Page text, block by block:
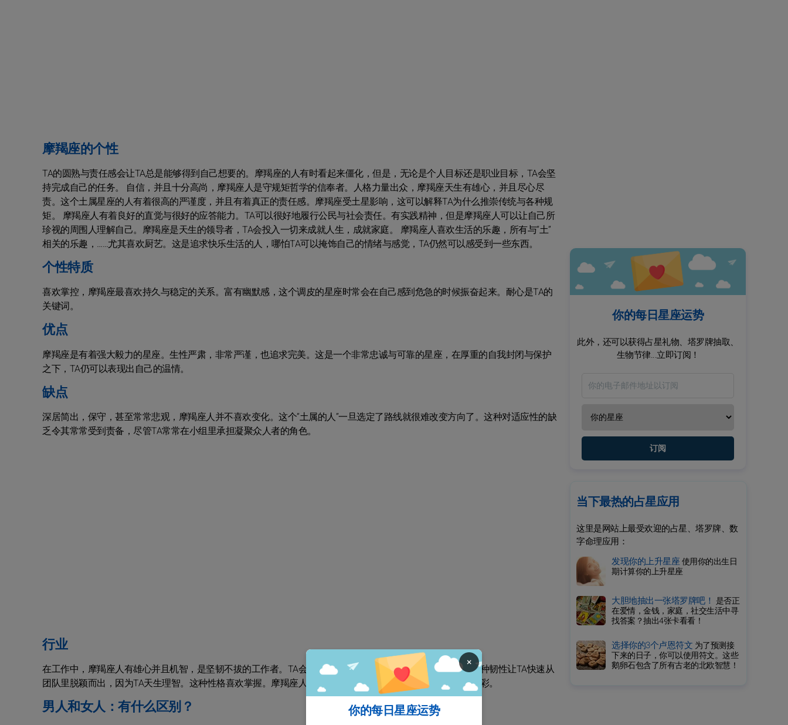
摩羯座的个性
TA的圆熟与责任感会让TA总是能够得到自己想要的。摩羯座的人有时看起来僵化，但是，无论是个人目标还是职业目标，TA会坚
持完成自己的任务。 自信，并且十分高尚，摩羯座人是守规矩哲学的信奉者。人格力量出众，摩羯座天生有雄心，并且尽心尽
责。这个土属星座的人有着很高的严谨度，并且有着真正的责任感。摩羯座受土星影响，这可以解释TA为什么推崇传统与各种规
矩。 摩羯座人有着良好的直觉与很好的应答能力。TA可以很好地履行公民与社会责任。有实践精神，但是摩羯座人可以让自己所
珍视的周围人理解自己。摩羯座是天生的领导者，TA会投入一切来成就人生，成就家庭。 摩羯座人喜欢生活的乐趣，所有与“土”
相关的乐趣，……尤其喜欢厨艺。这是追求快乐生活的人，哪怕TA可以掩饰自己的情绪与感觉，TA仍然可以感受到一些东西。
个性特质
喜欢掌控，摩羯座最喜欢持久与稳定的关系。富有幽默感，这个调皮的星座时常会在自己感到危急的时候振奋起来。耐心是TA的
关键词。
优点
摩羯座是有着强大毅力的星座。生性严肃，非常严谨，也追求完美。这是一个非常忠诚与可靠的星座，在厚重的自我封闭与保护
之下，TA仍可以表现出自己的温情。
缺点
深居简出，保守，甚至常常悲观，摩羯座人并不喜欢变化。这个“土属的人”一旦选定了路线就很难改变方向了。这种对适应性的缺
乏令其常常受到责备，尽管TA常常在小组里承担凝聚众人者的角色。
行业
在工作中，摩羯座人有雄心并且机智，是坚韧不拔的工作者。TA会认真细心地将交给自己的一切工作做好。这种韧性让TA快速从
团队里脱颖而出，因为TA天生理智。这种性格喜欢掌握。摩羯座人会在责任重大的领导或经理的岗位上大放异彩。
男人和女人：有什么区别？
你的每日星座运势
此外，还可以获得占星礼物、塔罗牌抽取、
生物节律...立即订阅！
订阅
当下最热的占星应用
这里是网站上最受欢迎的占星、塔罗牌、数
字命理应用：
发现你的上升星座使用你的出生日
期计算你的上升星座
大胆地抽出一张塔罗牌吧！ 是否正
在爱情，金钱，家庭，社交生活中寻
找答案？抽出4张卡看看！
选择你的3个卢恩符文 为了预测接
下来的日子，你可以使用符文。这些
鹅卵石包含了所有古老的北欧智慧！
×
你的每日星座运势